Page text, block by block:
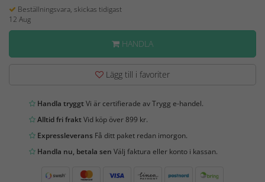
Beställningsvara, skickas tidigast
12 Aug
HANDLA
Lägg till i favoriter
Handla tryggtVi är certifierade av Trygg e-handel.
Alltid fri fraktVid köp över 899 kr.
Expressleverans Få ditt paket redan imorgon.
Handla nu, betala sen Välj faktura eller konto i kassan.